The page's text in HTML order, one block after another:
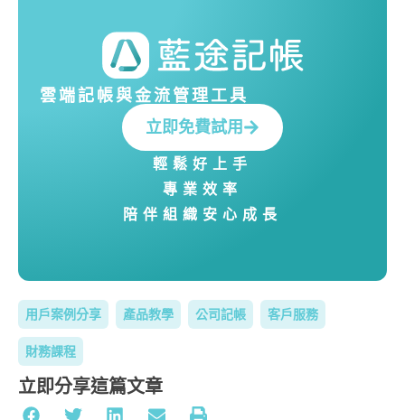
雲端記帳與金流管理工具
立即免費試用
輕鬆好上手
專業效率
陪伴組織安心成長
用戶案例分享 產品教學 公司記帳 客戶服務
財務課程
立即分享這篇文章